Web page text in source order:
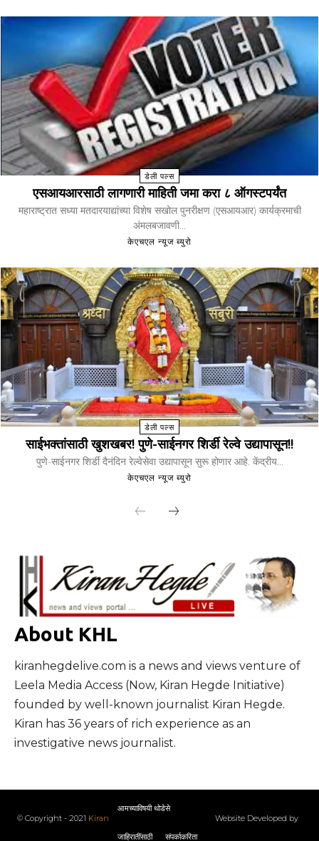
डेली पल्स
एसआयआरसाठी लागणारी माहिती जमा करा ८ ऑगस्टपर्यंत
महाराष्ट्रात सध्या मतदारयाद्यांच्या विशेष सखोल पुनरीक्षण (एसआयआर) कार्यक्रमाची
अंमलबजावणी...
केएचएल न्यूज ब्युरो
डेली पल्स
साईभक्तांसाठी खुशखबर! पुणे-साईनगर शिर्डी रेल्वे उद्यापासून!!
पुणे-साईनगर शिर्डी दैनंदिन रेल्वेसेवा उद्यापासून सुरू होणार आहे. केंद्रीय...
केएचएल न्यूज ब्युरो
About KHL
kiranhegdelive.com is a news and views venture of
Leela Media Access (Now, Kiran Hegde Initiative)
founded by well-known journalist Kiran Hegde.
Kiran has 36 years of rich experience as an
investigative news journalist.
© Copyright - 2021 Kiran
आमच्याविषयी थोडेसे
जाहिरातींसाठी संपर्काकरिता
Website Developed by